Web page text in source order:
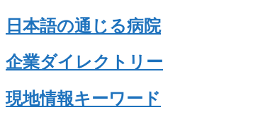
日本語の通じる病院
企業ダイレクトリー
現地情報キーワード